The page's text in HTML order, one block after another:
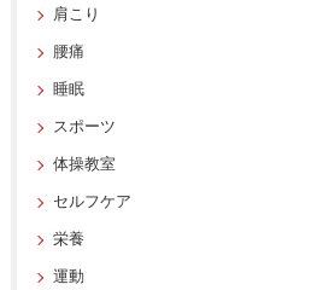
肩こり
腰痛
睡眠
スポーツ
体操教室
セルフケア
栄養
運動